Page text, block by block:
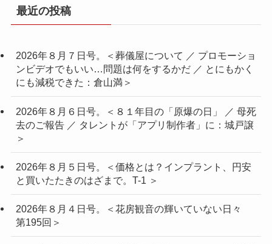
最近の投稿
2026年８月７日号。＜葬儀屋について ／ プロモーショ
ンビデオでもいい…問題は何をするかだ ／ とにもかく
にも減税できた：倉山満＞
2026年８月６日号。＜８１年目の「原爆の日」 ／ 母死
去のご報告 ／ タレントが「アプリ制作者」に：城戸譲
＞
2026年８月５日号。＜価格とは？インプラント、円安
と買いたたきのはざまで。T-1 ＞
2026年８月４日号。＜花房観音の輝いていない日々
第195回＞